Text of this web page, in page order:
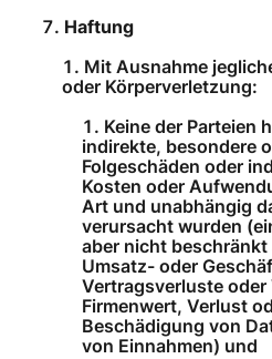
Haftung
Mit Ausnahme
oder Körperverletzung:
Keine der Parteien
indirekte, besondere
Folgeschäden oder
Kosten oder
Art und unabhängig
verursacht wurden
aber nicht
Umsatz- oder
Vertragsverluste oder
Firmenwert, Verlust
Beschädigung von
von Einnahmen) und